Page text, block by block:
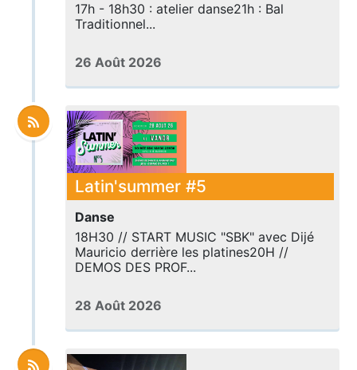
17h - 18h30 : atelier danse21h : Bal
Traditionnel...
26 Août 2026
Latin'summer #5
Danse
18H30 // START MUSIC "SBK" avec Dijé
Mauricio derrière les platines20H //
DEMOS DES PROF...
28 Août 2026